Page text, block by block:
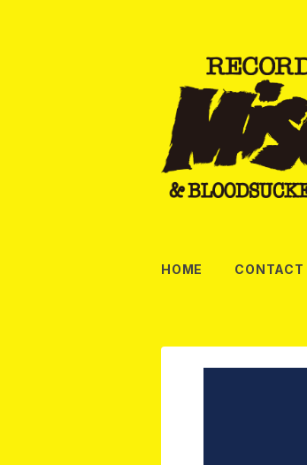
HOME CONTACT